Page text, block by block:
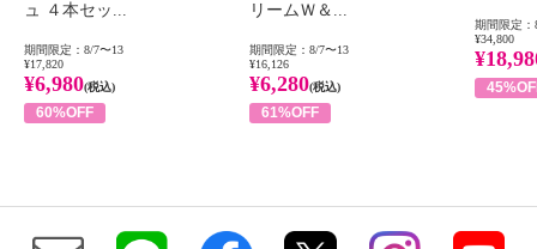
ュ ４本セッ...
期間限定：8/7〜13
¥17,820
¥6,980(税込)
60%OFF
リームＷ＆...
期間限定：8/7〜13
¥16,126
¥6,280(税込)
61%OFF
期間限定：
¥34,800